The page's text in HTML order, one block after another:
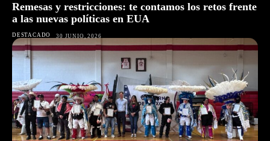
Remesas y restricciones: te contamos los retos frente
a las nuevas políticas en EUA
DESTACADO 30 JUNIO, 2026